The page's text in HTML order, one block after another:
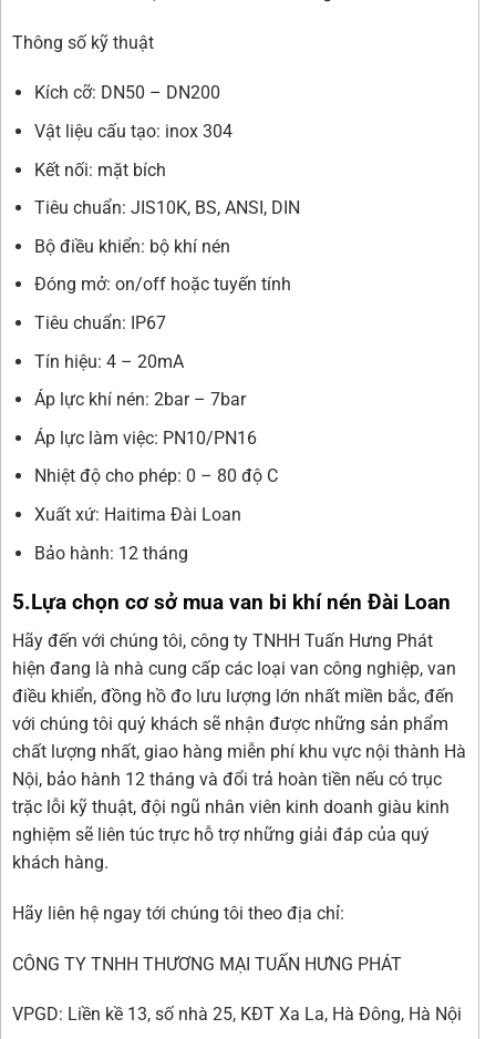
Thông số kỹ thuật
Kích cỡ: DN50 – DN200
Vật liệu cấu tạo: inox 304
Kết nối: mặt bích
Tiêu chuẩn: JIS10K, BS, ANSI, DIN
Bộ điều khiển: bộ khí nén
Đóng mở: on/off hoặc tuyến tính
Tiêu chuẩn: IP67
Tín hiệu: 4 – 20mA
Áp lực khí nén: 2bar – 7bar
Áp lực làm việc: PN10/PN16
Nhiệt độ cho phép: 0 – 80 độ C
Xuất xứ: Haitima Đài Loan
Bảo hành: 12 tháng
5.Lựa chọn cơ sở mua van bi khí nén Đài Loan
Hãy đến với chúng tôi, công ty TNHH Tuấn Hưng Phát
hiện đang là nhà cung cấp các loại van công nghiệp, van
điều khiển, đồng hồ đo lưu lượng lớn nhất miền bắc, đến
với chúng tôi quý khách sẽ nhận được những sản phẩm
chất lượng nhất, giao hàng miễn phí khu vực nội thành Hà
Nội, bảo hành 12 tháng và đổi trả hoàn tiền nếu có trục
trặc lỗi kỹ thuật, đội ngũ nhân viên kinh doanh giàu kinh
nghiệm sẽ liên túc trực hỗ trợ những giải đáp của quý
khách hàng.
Hãy liên hệ ngay tới chúng tôi theo địa chỉ:
CÔNG TY TNHH THƯƠNG MẠI TUẤN HƯNG PHÁT
VPGD: Liền kề 13, số nhà 25, KĐT Xa La, Hà Đông, Hà Nội